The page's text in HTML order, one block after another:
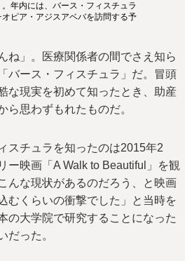
年内には、バース・フィスチュラ
ピア・アジスアベバを訪問する予
ね」。医療関係者の間でさえ知ら
バース・フィスチュラ」だ。冒頭
な現実を初めて知ったとき、助産
ら思わずもれたものだ。
スチュラを知ったのは2015年2
ー映画「A Walk to Beautiful」を観
んな現状があるのだろう、と映画
むくらいの衝撃でした」と当時を
の大学院で研究することになった
だった。